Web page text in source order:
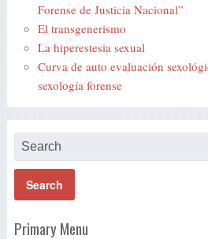
Forense de Justicia Nacional”
El transgenerismo
La hiperestesia sexual
Curva de auto evaluación
sexología forense
Primary Menu